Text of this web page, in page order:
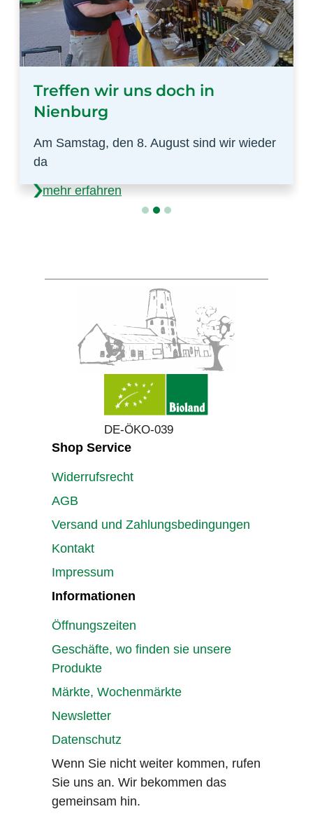
Treffen wir uns doch in
Nienburg
Am Samstag, den 8. August sind wir wieder
da
mehr erfahren
DE-ÖKO-039
Shop Service
Widerrufsrecht
AGB
Versand und Zahlungsbedingungen
Kontakt
Impressum
Informationen
Öffnungszeiten
Geschäfte, wo finden sie unsere
Produkte
Märkte, Wochenmärkte
Newsletter
Datenschutz
Wenn Sie nicht weiter kommen, rufen
Sie uns an. Wir bekommen das
gemeinsam hin.